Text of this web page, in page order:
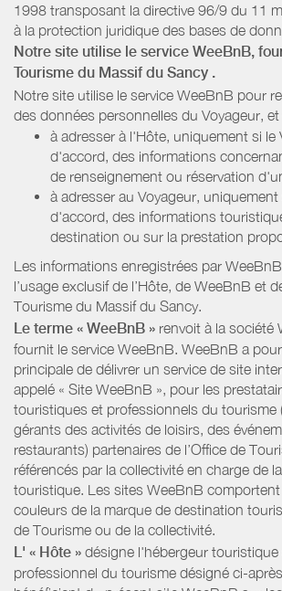
1998 transposant la directive 96/9 du 11
à la protection juridique des bases de
Notre site utilise le service WeeBnB,
Tourisme du Massif du Sancy .
Notre site utilise le service WeeBnB pour
des données personnelles du Voyageur,
à adresser à l'Hôte, uniquement si le
d'accord, des informations
de renseignement ou réservation
à adresser au Voyageur,
d'accord, des informations
destination ou sur la prestation
Les informations enregistrées par
l’usage exclusif de l’Hôte, de WeeBnB et
Tourisme du Massif du Sancy.
Le terme « WeeBnB » renvoit à la société
fournit le service WeeBnB. WeeBnB a
principale de délivrer un service de site
appelé « Site WeeBnB », pour les
touristiques et professionnels du tourisme
gérants des activités de loisirs, des
restaurants) partenaires de l’Office de
référencés par la collectivité en charge de
touristique. Les sites WeeBnB
couleurs de la marque de destination
de Tourisme ou de la collectivité.
L' « Hôte » désigne l'hébergeur touristique
professionnel du tourisme désigné ci-